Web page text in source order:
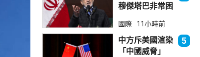
穆傑塔巴非常困
製造分裂
國際 11小時前
中方斥美國渲染
「中國威脅」
5